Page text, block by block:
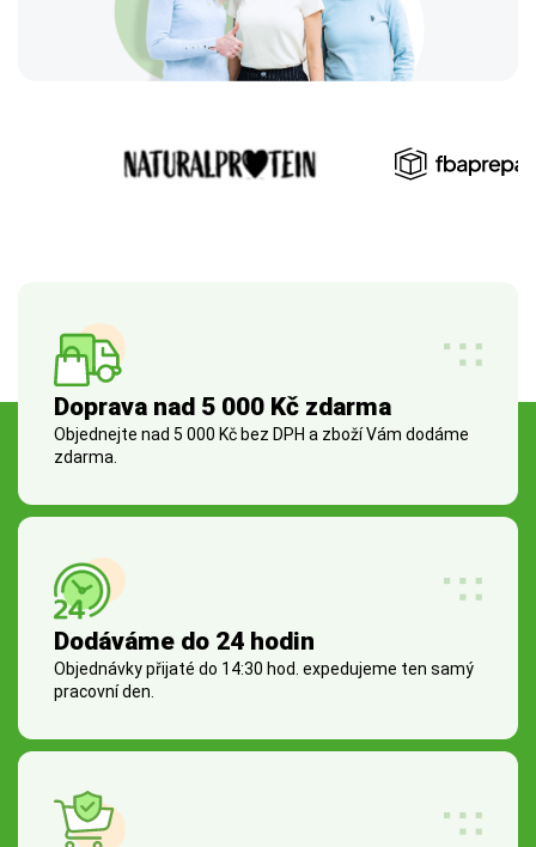
Doprava nad 5 000 Kč zdarma
Objednejte nad 5 000 Kč bez DPH a zboží Vám dodáme
zdarma.
Dodáváme do 24 hodin
Objednávky přijaté do 14:30 hod. expedujeme ten samý
pracovní den.